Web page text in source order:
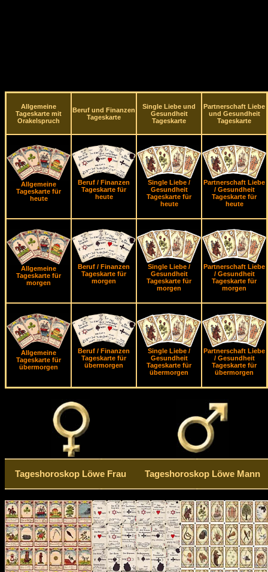
Allgemeine
Tageskarte mit
Orakelspruch
Beruf und Finanzen
Tageskarte
Single Liebe und
Gesundheit
Tageskarte
Partnerschaft Liebe
und Gesundheit
Tageskarte
Allgemeine
Tageskarte für
heute
Beruf / Finanzen
Tageskarte für
heute
Single Liebe /
Gesundheit
Tageskarte für
heute
Partnerschaft Liebe
/ Gesundheit
Tageskarte für
heute
Allgemeine
Tageskarte für
morgen
Beruf / Finanzen
Tageskarte für
morgen
Single Liebe /
Gesundheit
Tageskarte für
morgen
Partnerschaft Liebe
/ Gesundheit
Tageskarte für
morgen
Allgemeine
Tageskarte für
übermorgen
Beruf / Finanzen
Tageskarte für
übermorgen
Single Liebe /
Gesundheit
Tageskarte für
übermorgen
Partnerschaft Liebe
/ Gesundheit
Tageskarte für
übermorgen
Tageshoroskop Löwe Frau Tageshoroskop Löwe Mann